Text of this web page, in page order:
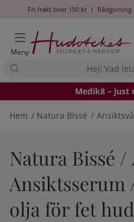
Fri frakt över 150 kr|
Meny
Medik8 – just
Hem Natura Bissé
Natura Bissé
Ansiktsserum
olja för fet hud